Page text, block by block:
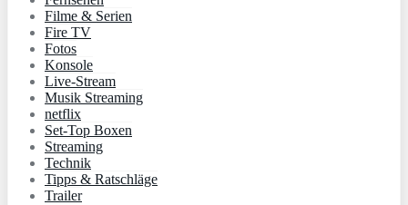
Filme & Serien
Fire TV
Fotos
Konsole
Live-Stream
Musik Streaming
netflix
Set-Top Boxen
Streaming
Technik
Tipps & Ratschläge
Trailer